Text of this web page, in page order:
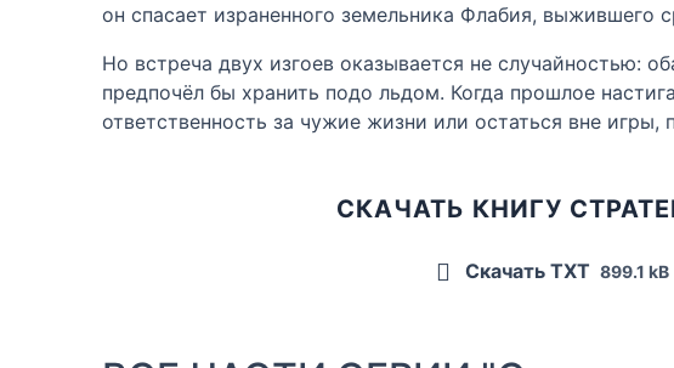
он спасает израненного земельника Флабия, выжившего
Но встреча двух изгоев оказывается не случайностью:
предпочёл бы хранить подо льдом. Когда прошлое
ответственность за чужие жизни или остаться вне игры,
СКАЧАТЬ КНИГУ
Скачать TXT 899.1 kB